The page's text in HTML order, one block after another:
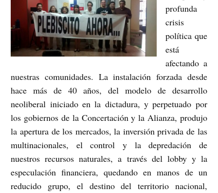
profunda
crisis
política que
está
afectando a
nuestras comunidades. La instalación forzada desde
hace más de 40 años, del modelo de desarrollo
neoliberal iniciado en la dictadura, y perpetuado por
los gobiernos de la Concertación y la Alianza, produjo
la apertura de los mercados, la inversión privada de las
multinacionales, el control y la depredación de
nuestros recursos naturales, a través del lobby y la
especulación financiera, quedando en manos de un
reducido grupo, el destino del territorio nacional,